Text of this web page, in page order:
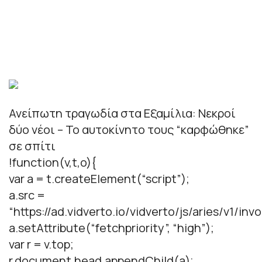
Ανείπωτη τραγωδία στα Εξαμίλια: Νεκροί
δύο νέοι – Το αυτοκίνητο τους “καρφώθηκε”
σε σπίτι
!function(v,t,o){
var a = t.createElement(“script”);
a.src =
“https://ad.vidverto.io/vidverto/js/aries/v1/
a.setAttribute(“fetchpriority”, “high”);
var r = v.top;